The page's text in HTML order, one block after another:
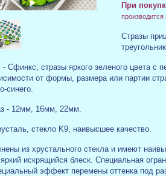
При
Стразы
- Сфинкс, стразы яркого зеленого цвета с
от формы, размера или партии
синего.
- 12мм, 16мм, 22мм.
стекло K9, наивысшее качество.
из хрустального стекла и имеют
искрящийся блеск. Специальная
эффект перемены оттенка под